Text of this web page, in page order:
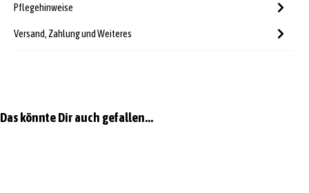
Pflegehinweise
Versand, Zahlung und Weiteres
Produktgalerie überspringen
Das könnte Dir auch gefallen...